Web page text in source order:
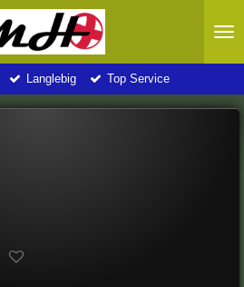
Langlebig Top Service